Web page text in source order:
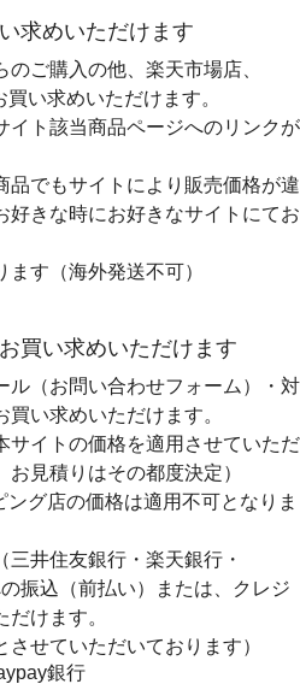
求めいただけます
ご購入の他、楽天市場店、
い求めいただけます。
イト該当商品ページへのリンクが
品でもサイトにより販売価格が違
好きな時にお好きなサイトにてお
す（海外発送不可）
買い求めいただけます
ル（お問い合わせフォーム）・対
い求めいただけます。
サイトの価格を適用 させていただ
見積りはその都度決定）
グ店の価格は適用不可となりま
井住友銀行・楽天銀行・
振込（前払い）または、クレジ
だけます。
させていただいております）